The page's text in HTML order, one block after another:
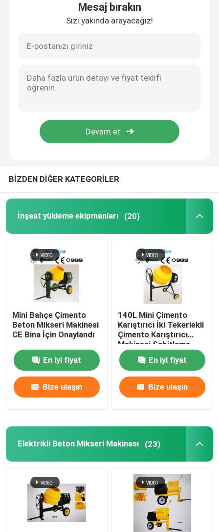
Kalite kontrol
Bize ulaşın
Tüm servis talepleri
İnşaat yükleme ekipmanları
Mini Beton Mikseri Makinası
Benzinli Ağaç Öğütücü
Şerit Testere Kesim Makinası
CNC Router Makinesi
CNC Metal Torna
El Kesme Makinası
Yüzey Taşlama Makinesi
Mesaj bırakın
Sizi yakında arayacağız!
BİZDEN DİĞER KATEGORİLER
İnşaat yükleme ekipmanları (20)
Mini Bahçe Çimento
Beton Mikseri Makinesi
CE Bina İçin Onaylandı
En iyi fiyat
Bize ulaşın
140L Mini Çimento
Karıştırıcı İki Tekerlekli
Çimento Karıştırıcı
Makinesi Sabitleme
Yapısı
En iyi fiyat
Bize ulaşın
Elektrikli Beton Mikseri Makinası (23)